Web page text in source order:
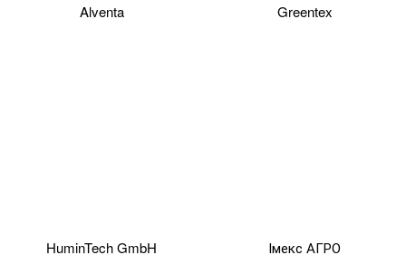
Alventa Greentex
HuminTech GmbH Імекс АГРО